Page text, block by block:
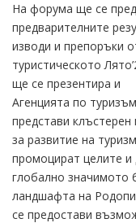
На форума ще се
предварителните
изводи и препоръки
туристическото
ще се презентира и
Агенцията по
представи клъстерен
за развитие на
промоцират целите и
глобално значимото
ландшафта на
се предостави